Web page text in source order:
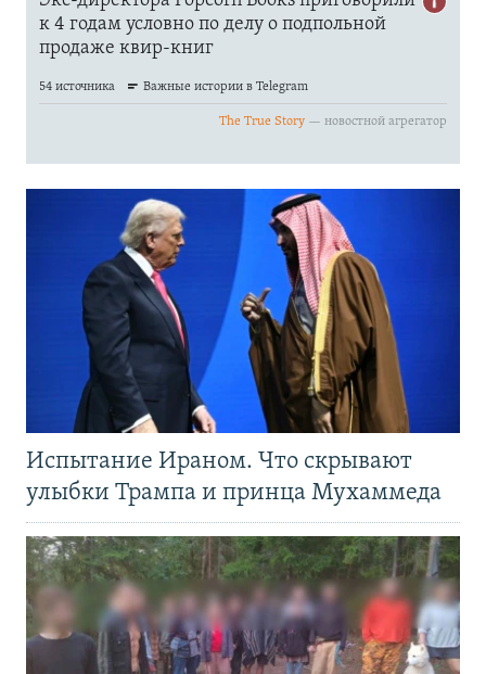
Испытание Ираном. Что скрывают
улыбки Трампа и принца Мухаммеда